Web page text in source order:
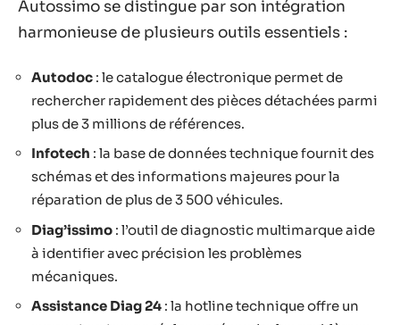
Autossimo se distingue par son intégration
harmonieuse de plusieurs outils essentiels :
Autodoc : le catalogue électronique permet de
rechercher rapidement des pièces détachées parmi
plus de 3 millions de références.
Infotech : la base de données technique fournit des
schémas et des informations majeures pour la
réparation de plus de 3 500 véhicules.
Diag’issimo : l’outil de diagnostic multimarque aide
à identifier avec précision les problèmes
mécaniques.
Assistance Diag 24 : la hotline technique offre un